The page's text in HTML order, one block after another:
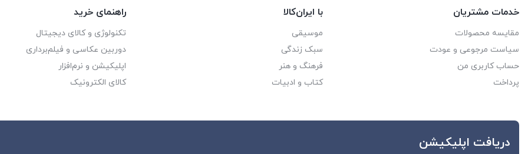
خدمات مشتریان
مقایسه محصولات
سیاست مرجوعی و عودت
حساب کاربری من
پرداخت
با ایران‌کالا
موسیقی
سبک زندگی
فرهنگ و هنر
کتاب و ادبیات
راهنمای خرید
تکنولوژی و کالای دیجیتال
دوربین عکاسی و فیلم‌برداری
اپلیکیشن و نرم‌افزار
کالای الکترونیک
دریافت اپلیکیشن